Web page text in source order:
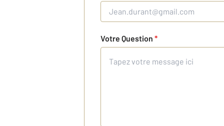
Votre Question *